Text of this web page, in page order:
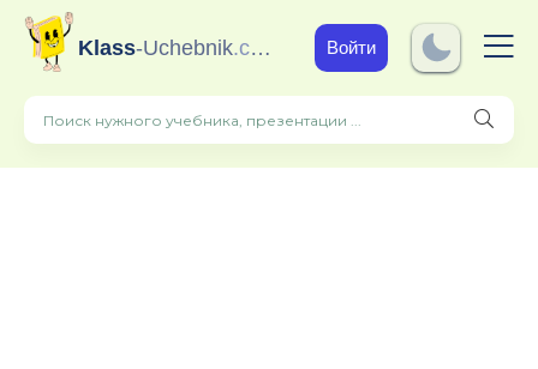
Klass-Uchebnik.com Войти